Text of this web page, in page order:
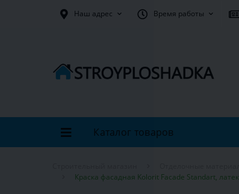
Наш адрес Время работы
Каталог товаров
Краска фасадная Kolorit Facade Standart,